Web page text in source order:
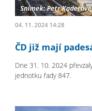
04. 11. 2024 14:28
ČD již mají
Dne 31. 10. 2024
jednotku řady 847.